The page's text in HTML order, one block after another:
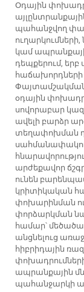
Օդային
պահանջվող
կամ
դեպքերում,
հաճախորդների
Փայտամշակման
օդային
սովորաբար
ավելի բարձր
տեղափոխման
արժեքավոր
ունեն
կրիտիկական
փոխարինման
փորձարկման
համար՝
անցնելուց
հիբրիդային
ապրանքային
պահանջարկի